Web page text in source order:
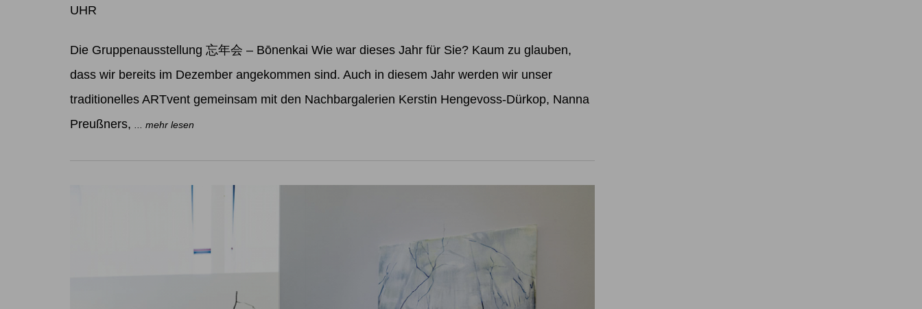
UHR
Die Gruppenausstellung 忘年会 – Bōnenkai Wie war dieses Jahr für Sie? Kaum zu glauben,
dass wir bereits im Dezember angekommen sind. Auch in diesem Jahr werden wir unser
traditionelles ARTvent gemeinsam mit den Nachbargalerien Kerstin Hengevoss-Dürkop, Nanna
Preußners, ... mehr lesen